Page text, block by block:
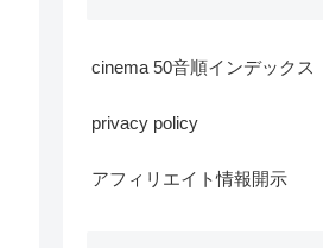
cinema 50音順インデックス
privacy policy
アフィリエイト情報開示